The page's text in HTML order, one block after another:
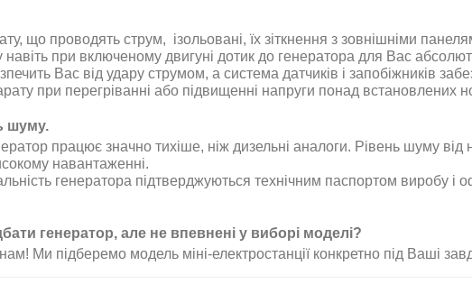
що проводять струм, ізольовані, їх зіткнення з зовнішніми
при включеному двигуні дотик до генератора для Вас
Вас від удару струмом, а система датчиків і запобіжників
при перегріванні або підвищенні напруги понад встановлених
шуму.
працює значно тихіше, ніж дизельні аналоги. Рівень шуму
навантаженні.
генератора підтверджуються технічним паспортом виробу і
генератор, але не впевнені у виборі моделі?
Ми підберемо модель міні-електростанції конкретно під Ваші